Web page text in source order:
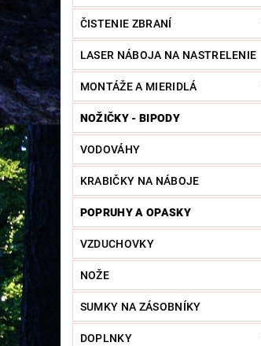
ČISTENIE ZBRANÍ
LASER NÁBOJA NA NASTRELENIE
MONTÁŽE A MIERIDLÁ
NOŽIČKY - BIPODY
VODOVÁHY
KRABIČKY NA NÁBOJE
POPRUHY A OPASKY
VZDUCHOVKY
NOŽE
SUMKY NA ZÁSOBNÍKY
DOPLNKY